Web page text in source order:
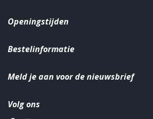
Volg ons
Openingstijden
Bestelinformatie
Meld je aan voor de nieuwsbrief